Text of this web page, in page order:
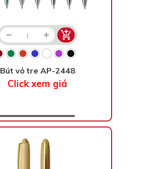
Bút vỏ tre AP-2448
Click xem giá